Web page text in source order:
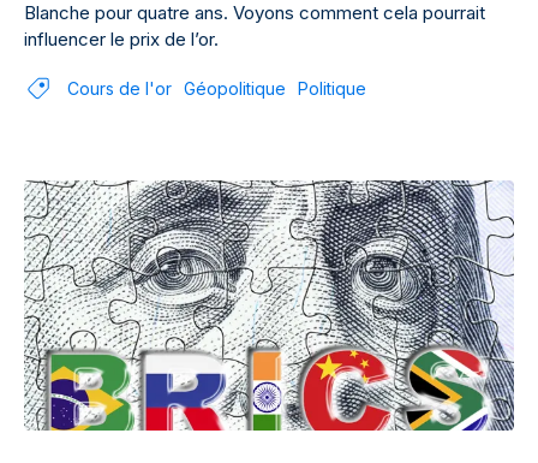
Blanche pour quatre ans. Voyons comment cela pourrait
influencer le prix de l’or.
Cours de l'or Géopolitique Politique